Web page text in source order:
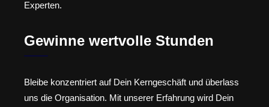
Experten.
Gewinne wertvolle Stunden
Bleibe konzentriert auf Dein Kerngeschäft und überlass
uns die Organisation. Mit unserer Erfahrung wird Dein